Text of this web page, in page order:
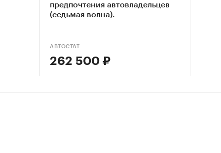
в
предпочтения автовладельцев
(седьмая волна).
АВТОСТАТ
262 500 ₽